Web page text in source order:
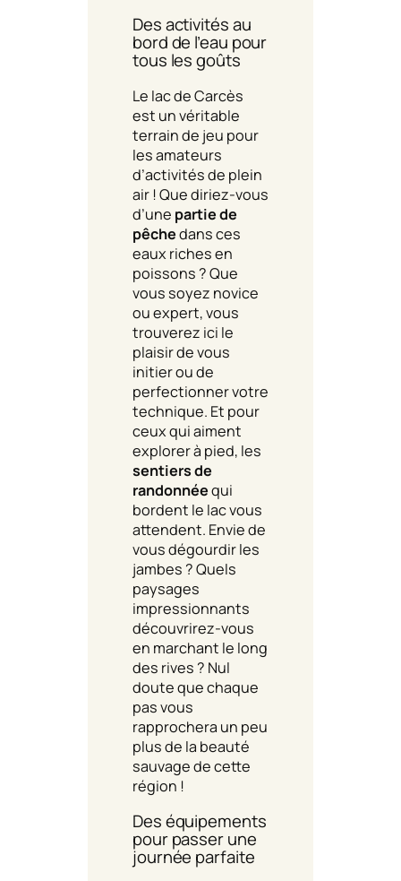
Des activités au
bord de l’eau pour
tous les goûts
Le lac de Carcès
est un véritable
terrain de jeu pour
les amateurs
d’activités de plein
air ! Que diriez-vous
d’une partie de
pêchedans ces
eaux riches en
poissons ? Que
vous soyez novice
ou expert, vous
trouverez ici le
plaisir de vous
initier ou de
perfectionner votre
technique. Et pour
ceux qui aiment
explorer à pied, les
sentiers de
randonnéequi
bordent le lac vous
attendent. Envie de
vous dégourdir les
jambes ? Quels
paysages
impressionnants
découvrirez-vous
en marchant le long
des rives ? Nul
doute que chaque
pas vous
rapprochera un peu
plus de la beauté
sauvage de cette
région !
Des équipements
pour passer une
journée parfaite